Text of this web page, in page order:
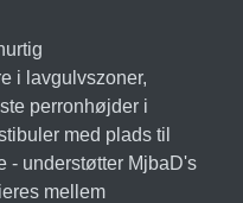
i lavgulvszoner,
perronhøjder i
med plads til
- understøtter MjbaD's
mellem